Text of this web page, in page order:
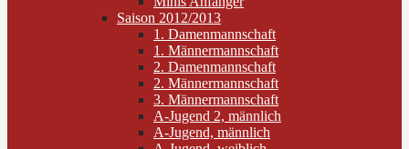
Saison 2012/2013
1. Damenmannschaft
1. Männermannschaft
2. Damenmannschaft
2. Männermannschaft
3. Männermannschaft
A-Jugend 2, männlich
A-Jugend, männlich